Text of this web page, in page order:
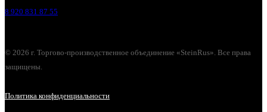
8 920 831 87 55
© 2026 г. Торгово-производственное объединение «SteinRus». Все права
защищены.
Политика конфиденциальности